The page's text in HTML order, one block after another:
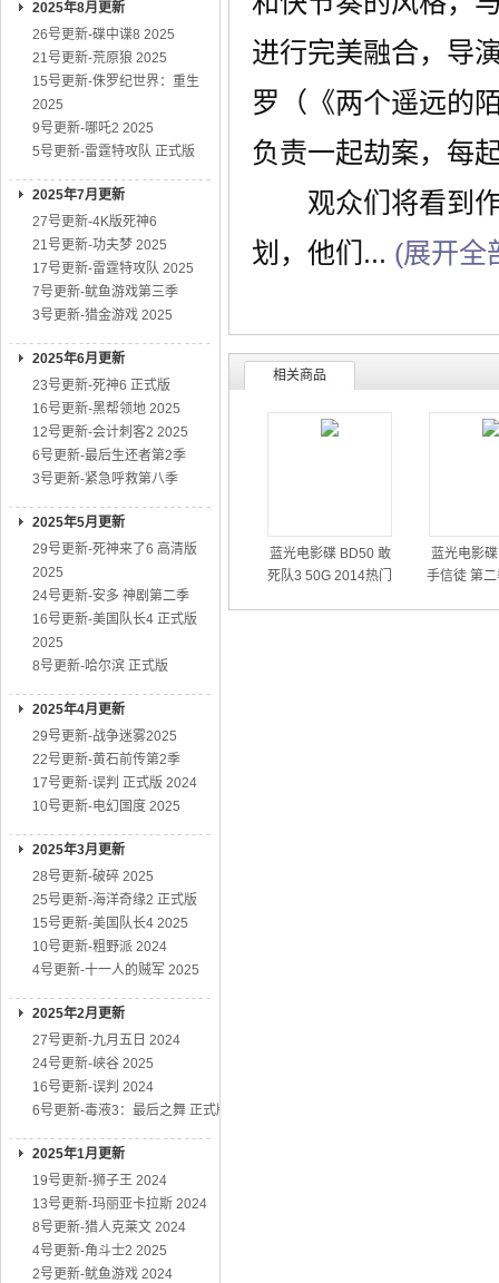
2025年8月更新
26号更新-碟中谍8 2025
21号更新-荒原狼 2025
15号更新-侏罗纪世界：重生
2025
9号更新-哪吒2 2025
5号更新-雷霆特攻队 正式版
2025年7月更新
27号更新-4K版死神6
21号更新-功夫梦 2025
17号更新-雷霆特攻队 2025
7号更新-鱿鱼游戏第三季
3号更新-猎金游戏 2025
2025年6月更新
23号更新-死神6 正式版
16号更新-黑帮领地 2025
12号更新-会计刺客2 2025
6号更新-最后生还者第2季
3号更新-紧急呼救第八季
2025年5月更新
29号更新-死神来了6 高清版
2025
24号更新-安多 神剧第二季
16号更新-美国队长4 正式版
2025
8号更新-哈尔滨 正式版
2025年4月更新
29号更新-战争迷雾2025
22号更新-黄石前传第2季
17号更新-误判 正式版 2024
10号更新-电幻国度 2025
2025年3月更新
28号更新-破碎 2025
25号更新-海洋奇缘2 正式版
15号更新-美国队长4 2025
10号更新-粗野派 2024
4号更新-十一人的贼军 2025
2025年2月更新
27号更新-九月五日 2024
24号更新-峡谷 2025
16号更新-误判 2024
6号更新-毒液3：最后之舞 正式版
2025年1月更新
19号更新-狮子王 2024
13号更新-玛丽亚卡拉斯 2024
8号更新-猎人克莱文 2024
4号更新-角斗士2 2025
2号更新-鱿鱼游戏 2024
进行完美融合，导
罗（《两个遥远的
负责一起劫案，每
观众们将看到作
划，他们... (展开全
相关商品
蓝光电影碟 BD50 敢
死队3 50G 2014热门
蓝光电影
手信徒 第